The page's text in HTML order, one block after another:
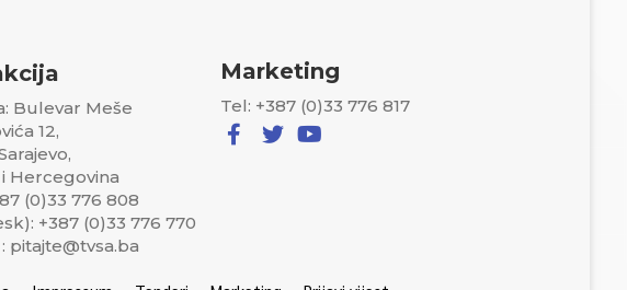
Bulevar Meše
12,
Hercegovina
(0)33 776 808
+387 (0)33 776 770
pitajte@tvsa.ba
Marketing
Tel: +387 (0)33 776 817